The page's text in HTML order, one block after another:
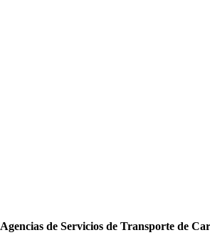
Agencias de Servicios de Transporte de